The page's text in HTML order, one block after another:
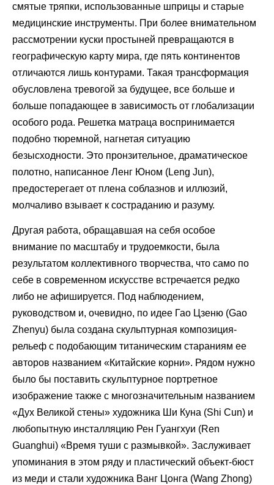
смятые тряпки, использованные шприцы и старые
медицинские инструменты. При более внимательном
рассмотрении куски простыней превращаются в
географическую карту мира, где пять континентов
отличаются лишь контурами. Такая трансформация
обусловлена тревогой за будущее, все больше и
больше попадающее в зависимость от глобализации
особого рода. Решетка матраца воспринимается
подобно тюремной, нагнетая ситуацию
безысходности. Это пронзительное, драматическое
полотно, написанное Ленг Юном (Leng Jun),
предостерегает от плена соблазнов и иллюзий,
молчаливо взывает к состраданию и разуму.
Другая работа, обращавшая на себя особое
внимание по масштабу и трудоемкости, была
результатом коллективного творчества, что само по
себе в современном искусстве встречается редко
либо не афишируется. Под наблюдением,
руководством и, очевидно, по идее Гао Цзеню (Gao
Zhenyu) была создана скульптурная композиция-
рельеф с подобающим титаническим стараниям ее
авторов названием «Китайские корни». Рядом нужно
было бы поставить скульптурное портретное
изображение также с многозначительным названием
«Дух Великой стены» художника Ши Куна (Shi Cun) и
любопытную инсталляцию Рен Гуангхуи (Ren
Guanghui) «Время туши с размывкой». Заслуживает
упоминания в этом ряду и пластический объект-бюст
из меди и стали художника Ванг Цонга (Wang Zhong)